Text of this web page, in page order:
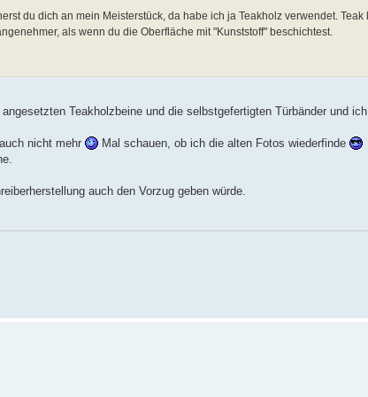
du dich an mein Meisterstück, da habe ich ja Teakholz verwendet. Teak
als wenn du die Oberfläche mit "Kunststoff" beschichtest.
Teakholzbeine und die selbstgefertigten Türbänder und
nicht mehr
Mal schauen, ob ich die alten Fotos wiederfinde
auch den Vorzug geben würde.